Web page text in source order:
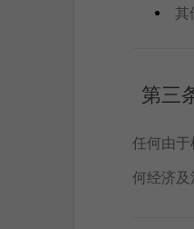
其
第三
任何由
何经济及